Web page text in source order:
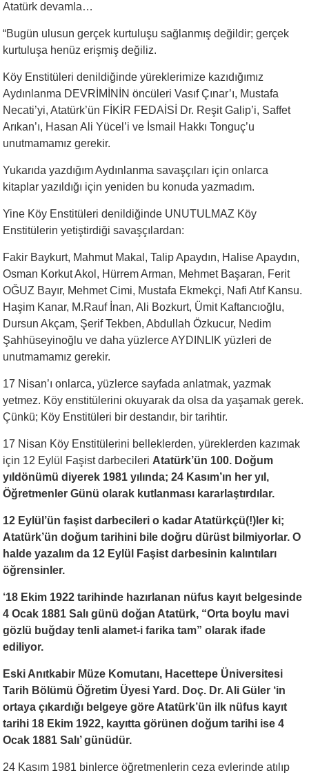
Atatürk devamla…
“Bugün ulusun gerçek kurtuluşu sağlanmış değildir; gerçek
kurtuluşa henüz erişmiş değiliz.
Köy Enstitüleri denildiğinde yüreklerimize kazıdığımız
Aydınlanma DEVRİMİNİN öncüleri Vasıf Çınar’ı, Mustafa
Necati’yi, Atatürk’ün FİKİR FEDAİSİ Dr. Reşit Galip’i, Saffet
Arıkan’ı, Hasan Ali Yücel’i ve İsmail Hakkı Tonguç’u
unutmamamız gerekir.
Yukarıda yazdığım Aydınlanma savaşçıları için onlarca
kitaplar yazıldığı için yeniden bu konuda yazmadım.
Yine Köy Enstitüleri denildiğinde UNUTULMAZ Köy
Enstitülerin yetiştirdiği savaşçılardan:
Fakir Baykurt, Mahmut Makal, Talip Apaydın, Halise Apaydın,
Osman Korkut Akol, Hürrem Arman, Mehmet Başaran, Ferit
OĞUZ Bayır, Mehmet Cimi, Mustafa Ekmekçi, Nafi Atıf Kansu.
Haşim Kanar, M.Rauf İnan, Ali Bozkurt, Ümit Kaftancıoğlu,
Dursun Akçam, Şerif Tekben, Abdullah Özkucur, Nedim
Şahhüseyinoğlu ve daha yüzlerce AYDINLIK yüzleri de
unutmamamız gerekir.
17 Nisan’ı onlarca, yüzlerce sayfada anlatmak, yazmak
yetmez. Köy enstitülerini okuyarak da olsa da yaşamak gerek.
Çünkü; Köy Enstitüleri bir destandır, bir tarihtir.
17 Nisan Köy Enstitülerini belleklerden, yüreklerden kazımak
için 12 Eylül Faşist darbecileri Atatürk’ün 100. Doğum
yıldönümü diyerek 1981 yılında; 24 Kasım’ın her yıl,
Öğretmenler Günü olarak kutlanması kararlaştırdılar.
12 Eylül’ün faşist darbecileri o kadar Atatürkçü(!)ler ki;
Atatürk’ün doğum tarihini bile doğru dürüst bilmiyorlar. O
halde yazalım da 12 Eylül Faşist darbesinin kalıntıları
öğrensinler.
‘18 Ekim 1922 tarihinde hazırlanan nüfus kayıt belgesinde
4 Ocak 1881 Salı günü doğan Atatürk, “Orta boylu mavi
gözlü buğday tenli alamet-i farika tam” olarak ifade
ediliyor.
Eski Anıtkabir Müze Komutanı, Hacettepe Üniversitesi
Tarih Bölümü Öğretim Üyesi Yard. Doç. Dr. Ali Güler ‘in
ortaya çıkardığı belgeye göre Atatürk’ün ilk nüfus kayıt
tarihi 18 Ekim 1922, kayıtta görünen doğum tarihi ise 4
Ocak 1881 Salı’ günüdür.
24 Kasım 1981 binlerce öğretmenlerin ceza evlerinde atılıp